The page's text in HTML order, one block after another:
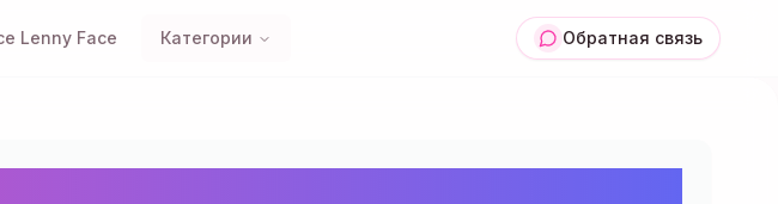
Lenny Face Категории Обратная связь